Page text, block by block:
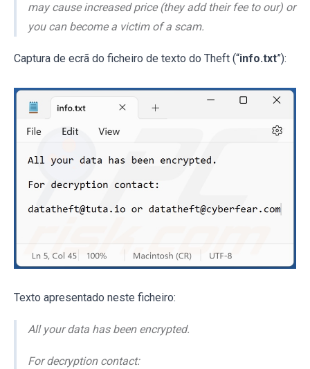
may cause increased price (they add their fee to our) or
you can become a victim of a scam.
Captura de ecrã do ficheiro de texto do Theft (“info.txt”):
Texto apresentado neste ficheiro:
All your data has been encrypted.
For decryption contact: